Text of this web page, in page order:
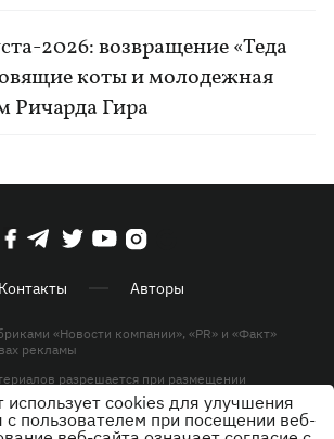
2026: возвращение «Теда
коты и молодежная
Ричарда Гира
Контакты Авторы
«Новости компании», «PR» и «Факт»
рекламы
разрешается при размещении
на KP.UA в первом абзаце.
Все права защищены.
использует cookies для улучшения
с пользователем при посещении веб-